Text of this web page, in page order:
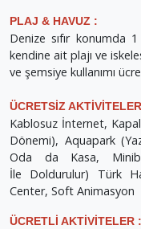
PLAJ & HAVUZ :
Denize sıfır konumda
kendine ait plajı ve
ve şemsiye kullanımı
ÜCRETSİZ
Kablosuz İnternet,
Dönemi), Aquapark
Oda da Kasa,
İle Doldurulur) Türk
Center, Soft Animasyon
ÜCRETLİ AKTİVİTELER :